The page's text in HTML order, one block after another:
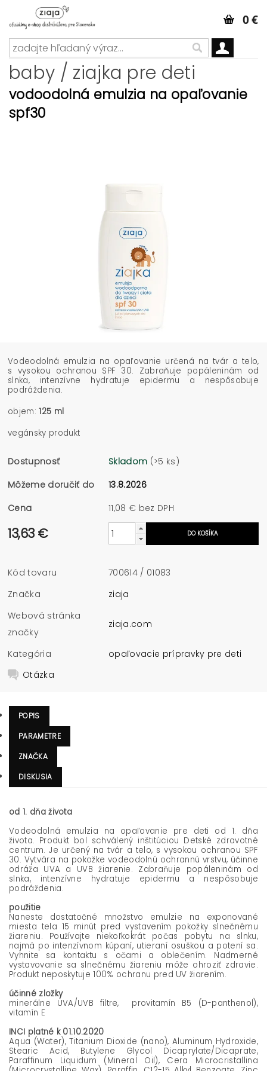
0 €
baby / ziajka pre deti
vodoodolná emulzia na opaľovanie
spf30
Vodeodolná emulzia na opaľovanie určená na tvár a telo,
s vysokou ochranou SPF 30. Zabraňuje popáleninám od
slnka, intenzívne hydratuje epidermu a nespôsobuje
podráždenia.
objem:125 ml
vegánsky produkt
Dostupnosť Skladom (>5 ks)
Môžeme doručiť do
13.8.2026
Cena
11,08 € bez DPH
13,63 €
Kód tovaru
700614 / 01083
Značka
ziaja
Webová stránka
značky
ziaja.com
Kategória
opaľovacie prípravky pre deti
Otázka
POPIS
PARAMETRE
ZNAČKA
DISKUSIA
od 1. dňa života
Vodeodolná emulzia na opaľovanie pre deti od 1. dňa
života. Produkt bol schválený inštitúciou Detské zdravotné
centrum. Je určený na tvár a telo, s vysokou ochranou SPF
30. Vytvára na pokožke vodeodolnú ochrannú vrstvu, účinne
odráža UVA a UVB žiarenie. Zabraňuje popáleninám od
slnka, intenzívne hydratuje epidermu a nespôsobuje
podráždenia.
použitie
Naneste dostatočné množstvo emulzie na exponované
miesta tela 15 minút pred vystavením pokožky slnečnému
žiareniu. Používajte niekoľkokrát počas pobytu na slnku,
najmä po intenzívnom kúpaní, utieraní osuškou a potení sa.
Vyhnite sa kontaktu s očami a oblečením. Nadmerné
vystavovanie sa slnečnému žiareniu môže ohroziť zdravie.
Produkt neposkytuje 100% ochranu pred UV žiarením.
účinné zložky
minerálne UVA/UVB filtre, provitamín B5 (D-panthenol),
vitamín E
INCI platné k 01.10.2020
Aqua (Water), Titanium Dioxide (nano), Aluminum Hydroxide,
Stearic Acid, Butylene Glycol Dicaprylate/Dicaprate,
Paraffinum Liquidum (Mineral Oil), Cera Microcristallina